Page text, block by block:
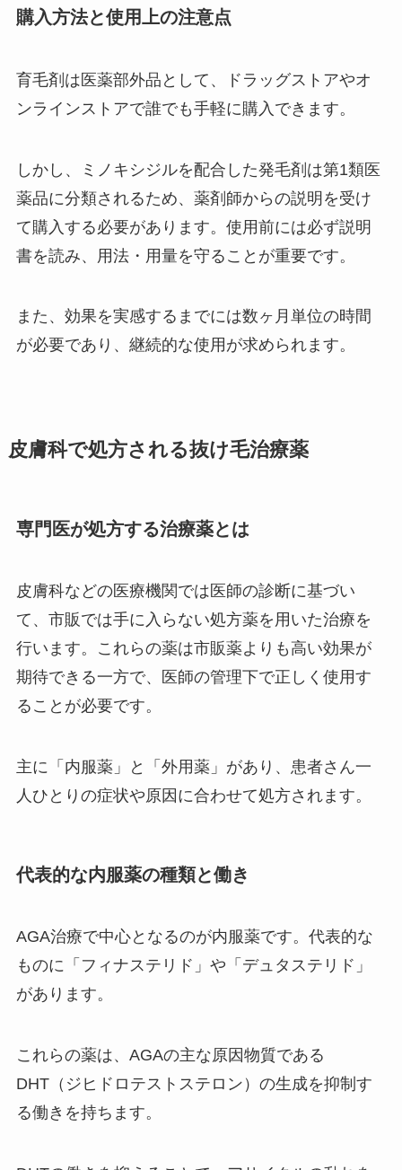
購入方法と使用上の注意点
育毛剤は医薬部外品として、ドラッグストアやオ
ンラインストアで誰でも手軽に購入できます。
しかし、ミノキシジルを配合した発毛剤は第1類医
薬品に分類されるため、薬剤師からの説明を受け
て購入する必要があります。使用前には必ず説明
書を読み、用法・用量を守ることが重要です。
また、効果を実感するまでには数ヶ月単位の時間
が必要であり、継続的な使用が求められます。
皮膚科で処方される抜け毛治療薬
専門医が処方する治療薬とは
皮膚科などの医療機関では医師の診断に基づい
て、市販では手に入らない処方薬を用いた治療を
行います。これらの薬は市販薬よりも高い効果が
期待できる一方で、医師の管理下で正しく使用す
ることが必要です。
主に「内服薬」と「外用薬」があり、患者さん一
人ひとりの症状や原因に合わせて処方されます。
代表的な内服薬の種類と働き
AGA治療で中心となるのが内服薬です。代表的な
ものに「フィナステリド」や「デュタステリド」
があります。
これらの薬は、AGAの主な原因物質である
DHT（ジヒドロテストステロン）の生成を抑制す
る働きを持ちます。